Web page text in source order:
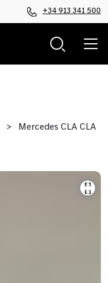
+34 913 341 500
>
Mercedes CLA CLA